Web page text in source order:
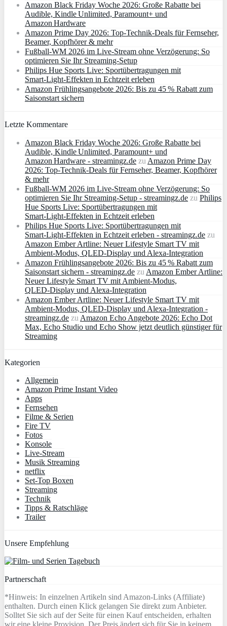
Amazon Black Friday Woche 2026: Große Rabatte bei
Audible, Kindle Unlimited, Paramount+ und
Amazon Hardware
Amazon Prime Day 2026: Top-Technik-Deals für Fernseher,
Beamer, Kopfhörer & mehr
Fußball-WM 2026 im Live-Stream ohne Verzögerung: So
optimieren Sie Ihr Streaming-Setup
Philips Hue Sports Live: Sportübertragungen mit
Smart‑Light‑Effekten in Echtzeit erleben
Amazon Frühlingsangebote 2026: Bis zu 45 % Rabatt zum
Saisonstart sichern
Letzte Kommentare
Amazon Black Friday Woche 2026: Große Rabatte bei
Audible, Kindle Unlimited, Paramount+ und
Amazon Hardware - streamingz.de zuAmazon Prime Day
2026: Top-Technik-Deals für Fernseher, Beamer, Kopfhörer
& mehr
Fußball-WM 2026 im Live-Stream ohne Verzögerung: So
optimieren Sie Ihr Streaming-Setup - streamingz.de zu Philips
Hue Sports Live: Sportübertragungen mit
Smart‑Light‑Effekten in Echtzeit erleben
Philips Hue Sports Live: Sportübertragungen mit
Smart‑Light‑Effekten in Echtzeit erleben - streamingz.de zu
Amazon Ember Artline: Neuer Lifestyle Smart TV mit
Ambient‑Modus, QLED‑Display und Alexa‑Integration
Amazon Frühlingsangebote 2026: Bis zu 45 % Rabatt zum
Saisonstart sichern - streamingz.de zuAmazon Ember Artline:
Neuer Lifestyle Smart TV mit Ambient‑Modus,
QLED‑Display und Alexa‑Integration
Amazon Ember Artline: Neuer Lifestyle Smart TV mit
Ambient‑Modus, QLED‑Display und Alexa‑Integration -
streamingz.de zuAmazon Echo Angebote 2026: Echo Dot
Max, Echo Studio und Echo Show jetzt deutlich günstiger für
Streaming
Kategorien
Allgemein
Amazon Prime Instant Video
Apps
Fernsehen
Filme & Serien
Fire TV
Fotos
Konsole
Live-Stream
Musik Streaming
netflix
Set-Top Boxen
Streaming
Technik
Tipps & Ratschläge
Trailer
Unsere Empfehlung
Partnerschaft
*Hinweis: In einzelnen Artikeln sind Amazon-Links (Affiliate)
enthalten. Durch einen Klick gelangen Sie direkt zum Anbieter.
Solltet Sie sich auf der Seite für einen Kauf entscheiden, erhalten